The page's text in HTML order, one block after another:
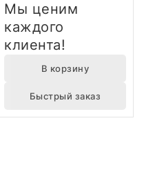
Мы ценим
каждого
клиента!
В корзину
Быстрый заказ